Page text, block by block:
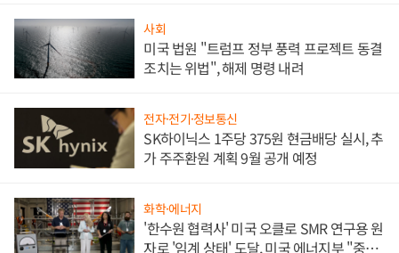
사회
미국 법원 "트럼프 정부 풍력 프로젝트 동결
조치는 위법", 해제 명령 내려
전자·전기·정보통신
SK하이닉스 1주당 375원 현금배당 실시, 추
가 주주환원 계획 9월 공개 예정
화학·에너지
'한수원 협력사' 미국 오클로 SMR 연구용 원
자로 '임계 상태' 도달, 미국 에너지부 "중요